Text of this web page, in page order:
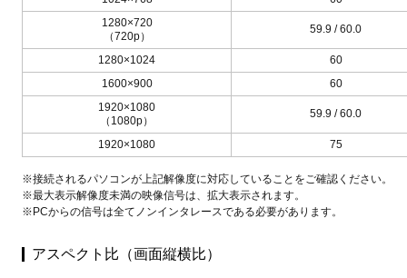
1280×720
（720p）
59.9 / 60.0
1280×1024
60
1600×900
60
1920×1080
（1080p）
59.9 / 60.0
1920×1080 75
※接続されるパソコンが上記解像度に対応していることをご確認ください。
※最大表示解像度未満の映像信号は、拡大表示されます。
※PCからの信号は全てノンインタレースである必要があります。
アスペクト比（画面縦横比）